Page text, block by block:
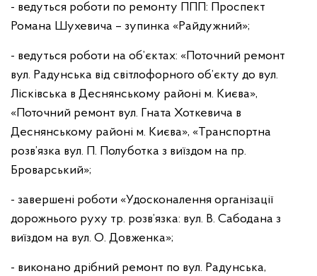
- ведуться роботи по ремонту ППП: Проспект
Романа Шухевича – зупинка «Райдужний»;
- ведуться роботи на об’єктах: «Поточний ремонт
вул. Радунська від світлофорного об’єкту до вул.
Лісківська в Деснянському районі м. Києва»,
«Поточний ремонт вул. Гната Хоткевича в
Деснянському районі м. Києва», «Транспортна
розв’язка вул. П. Полуботка з виїздом на пр.
Броварський»;
- завершені роботи «Удосконалення організації
дорожнього руху тр. розв’язка: вул. В. Сабодана з
виїздом на вул. О. Довженка»;
- виконано дрібний ремонт по вул. Радунська,